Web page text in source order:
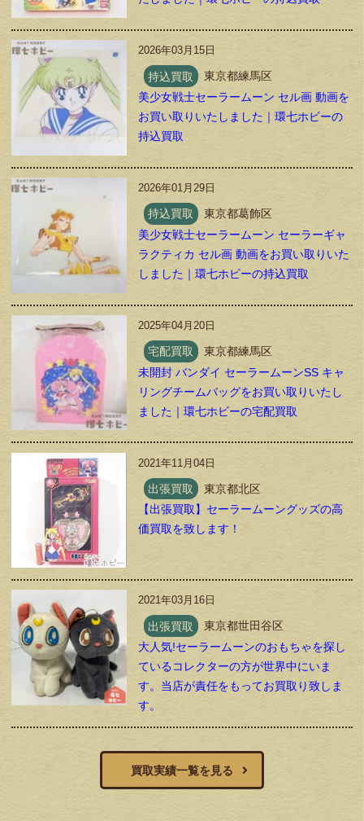
2026年03月15日
持込買取
東京都練馬区
美少女戦士セーラームーン セル画 動画を
お買い取りいたしました｜環七ホビーの
持込買取
2026年01月29日
持込買取
東京都葛飾区
美少女戦士セーラームーン セーラーギャ
ラクティカ セル画 動画をお買い取りいた
しました｜環七ホビーの持込買取
2025年04月20日
宅配買取
東京都練馬区
未開封 バンダイ セーラームーンSS キャ
リングチームバッグをお買い取りいたし
ました｜環七ホビーの宅配買取
2021年11月04日
出張買取
東京都北区
【出張買取】セーラームーングッズの高
価買取を致します！
2021年03月16日
出張買取
東京都世田谷区
大人気!セーラームーンのおもちゃを探し
ているコレクターの方が世界中にいま
す。当店が責任をもってお買取り致しま
す。
買取実績一覧を見る